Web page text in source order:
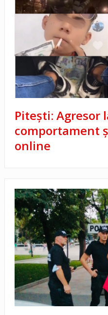
Pitești: Agresor
comportament
online